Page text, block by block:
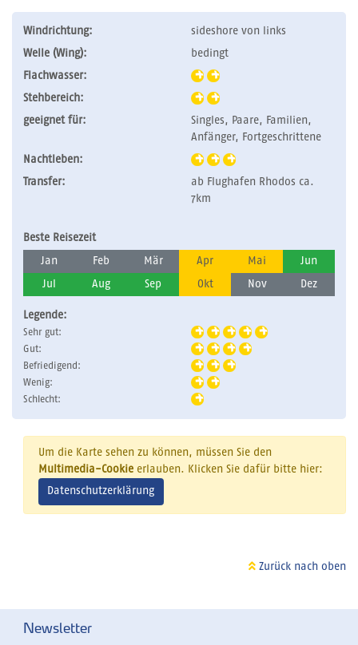
Windrichtung:
sideshore von links
Welle (Wing):
bedingt
Flachwasser:
Stehbereich:
geeignet für:
Singles, Paare, Familien,
Anfänger, Fortgeschrittene
Nachtleben:
Transfer:
ab Flughafen Rhodos ca.
7km
Beste Reisezeit
Jan Feb Mär Apr Mai Jun
Jul Aug Sep Okt Nov Dez
Legende:
Sehr gut:
Gut:
Befriedigend:
Wenig:
Schlecht:
Um die Karte sehen zu können, müssen Sie den
Multimedia-Cookieerlauben. Klicken Sie dafür bitte hier:
Datenschutzerklärung
Zurück nach oben
Newsletter